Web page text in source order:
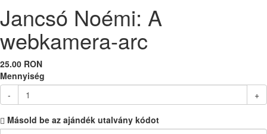
Jancsó Noémi: A
webkamera-arc
25.00 RON
Mennyiség
-
+
Másold be az ajándék utalvány kódot